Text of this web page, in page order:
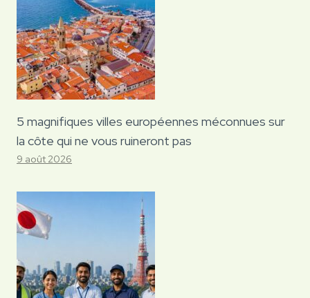
5 magnifiques villes européennes méconnues sur
la côte qui ne vous ruineront pas
9 août 2026